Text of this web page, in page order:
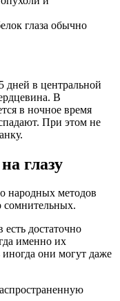
глаза обычно
дней в центральной
В
в ночное время
При этом не
глазу
народных методов
сомнительных.
есть достаточно
именно их
иногда они могут даже